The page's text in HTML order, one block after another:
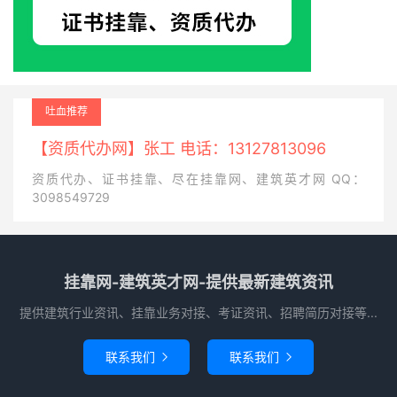
吐血推荐
【资质代办网】张工 电话：13127813096
资质代办、证书挂靠、尽在挂靠网、建筑英才网 QQ：
3098549729
挂靠网-建筑英才网-提供最新建筑资讯
提供建筑行业资讯、挂靠业务对接、考证资讯、招聘简历对接等...
联系我们  联系我们 